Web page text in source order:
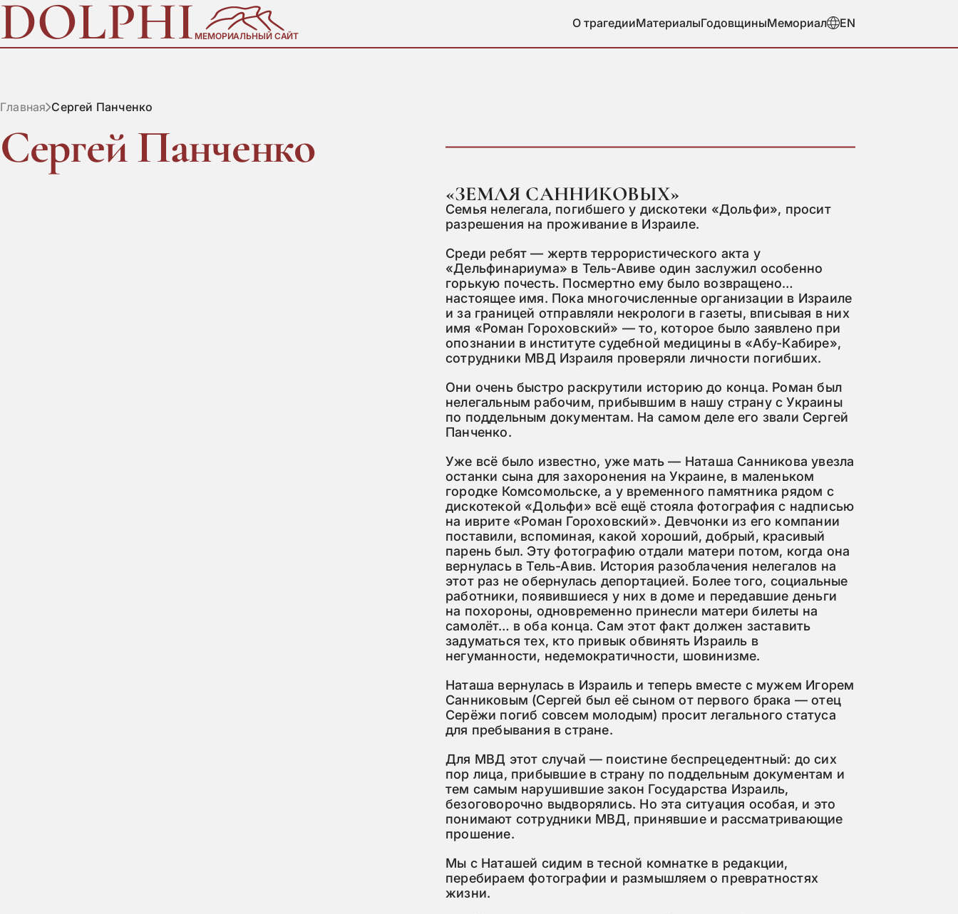
DOLPHIМЕМОРИАЛЬНЫЙ САЙТ
О трагедииМатериалыГодовщиныМемориал EN
Главная Сергей Панченко
Сергей Панченко
«ЗЕМЛЯ САННИКОВЫХ»
Семья нелегала, погибшего у дискотеки «Дольфи», просит
разрешения на проживание в Израиле.
Среди ребят — жертв террористического акта у
«Дельфинариума» в Тель-Авиве один заслужил особенно
горькую почесть. Посмертно ему было возвращено…
настоящее имя. Пока многочисленные организации в Израиле
и за границей отправляли некрологи в газеты, вписывая в них
имя «Роман Гороховский» — то, которое было заявлено при
опознании в институте судебной медицины в «Абу-Кабире»,
сотрудники МВД Израиля проверяли личности погибших.
Они очень быстро раскрутили историю до конца. Роман был
нелегальным рабочим, прибывшим в нашу страну с Украины
по поддельным документам. На самом деле его звали Сергей
Панченко.
Уже всё было известно, уже мать — Наташа Санникова увезла
останки сына для захоронения на Украине, в маленьком
городке Комсомольске, а у временного памятника рядом с
дискотекой «Дольфи» всё ещё стояла фотография с надписью
на иврите «Роман Гороховский». Девчонки из его компании
поставили, вспоминая, какой хороший, добрый, красивый
парень был. Эту фотографию отдали матери потом, когда она
вернулась в Тель-Авив. История разоблачения нелегалов на
этот раз не обернулась депортацией. Более того, социальные
работники, появившиеся у них в доме и передавшие деньги
на похороны, одновременно принесли матери билеты на
самолёт… в оба конца. Сам этот факт должен заставить
задуматься тех, кто привык обвинять Израиль в
негуманности, недемократичности, шовинизме.
Наташа вернулась в Израиль и теперь вместе с мужем Игорем
Санниковым (Сергей был её сыном от первого брака — отец
Серёжи погиб совсем молодым) просит легального статуса
для пребывания в стране.
Для МВД этот случай — поистине беспрецедентный: до сих
пор лица, прибывшие в страну по поддельным документам и
тем самым нарушившие закон Государства Израиль,
безоговорочно выдворялись. Но эта ситуация особая, и это
понимают сотрудники МВД, принявшие и рассматривающие
прошение.
Мы с Наташей сидим в тесной комнатке в редакции,
перебираем фотографии и размышляем о превратностях
жизни.